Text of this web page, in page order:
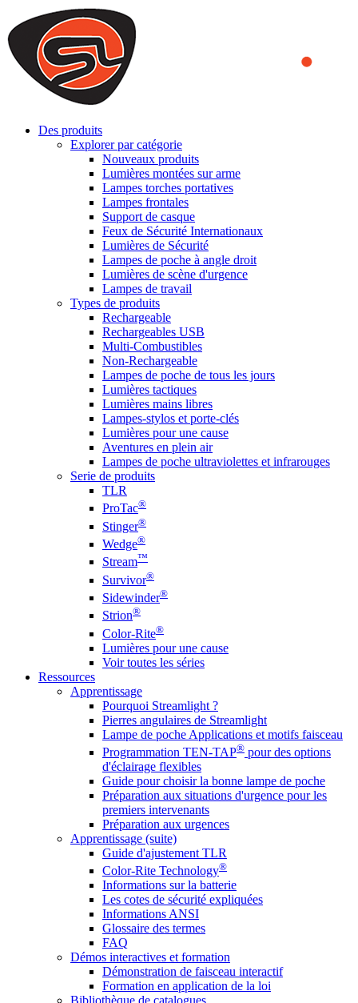
We use cookies to ensure that we provide you the best experience
on our website. By continuing to browse this website, you accept
that cookies are used to help us analyze how the website is used and
to offer you a better experience. To learn more or to find out how
you can disable cookies, you can access our
Des produits
Explorer par catégorie
Nouveaux produits
Lumières montées sur arme
Lampes torches portatives
Lampes frontales
Support de casque
Feux de Sécurité Internationaux
Lumières de Sécurité
Lampes de poche à angle droit
Lumières de scène d'urgence
Lampes de travail
Types de produits
Rechargeable
Rechargeables USB
Multi-Combustibles
Non-Rechargeable
Lampes de poche de tous les jours
Lumières tactiques
Lumières mains libres
Lampes-stylos et porte-clés
Lumières pour une cause
Aventures en plein air
Lampes de poche ultraviolettes et infrarouges
Serie de produits
TLR
ProTac®
Stinger®
Wedge®
Stream™
Survivor®
Sidewinder®
Strion®
Color-Rite®
Lumières pour une cause
Voir toutes les séries
Ressources
Apprentissage
Pourquoi Streamlight ?
Pierres angulaires de Streamlight
Lampe de poche Applications et motifs faisceau
Programmation TEN-TAP® pour des options
d'éclairage flexibles
Guide pour choisir la bonne lampe de poche
Préparation aux situations d'urgence pour les
premiers intervenants
Préparation aux urgences
Apprentissage (suite)
Guide d'ajustement TLR
Color-Rite Technology®
Informations sur la batterie
Les cotes de sécurité expliquées
Informations ANSI
Glossaire des termes
FAQ
Démos interactives et formation
Démonstration de faisceau interactif
Formation en application de la loi